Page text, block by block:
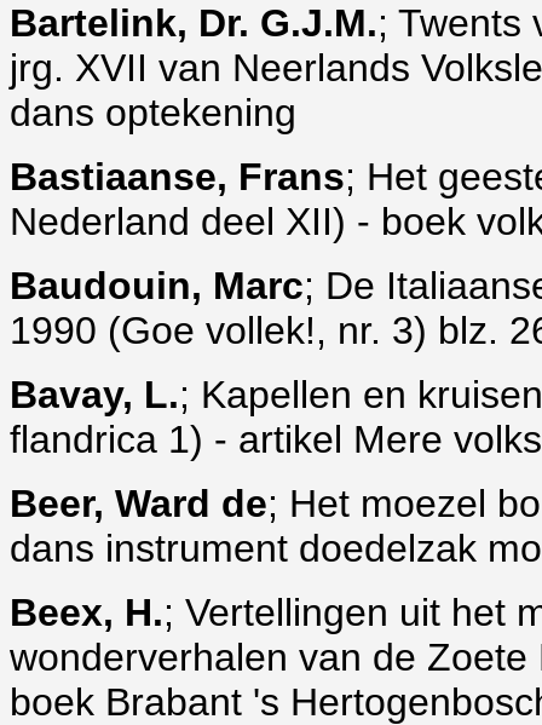
Bartelink, Dr. G.J.M.; Twents
jrg. XVII van Neerlands
dans optekening
Bastiaanse, Frans; Het
Nederland deel XII) - boek
Baudouin, Marc; De
1990 (Goe vollek!, nr. 3) blz.
Bavay, L.; Kapellen en
flandrica 1) - artikel Mere
Beer, Ward de; Het moezel
dans instrument doedelzak
Beex, H.; Vertellingen uit het
wonderverhalen van de
boek Brabant 's